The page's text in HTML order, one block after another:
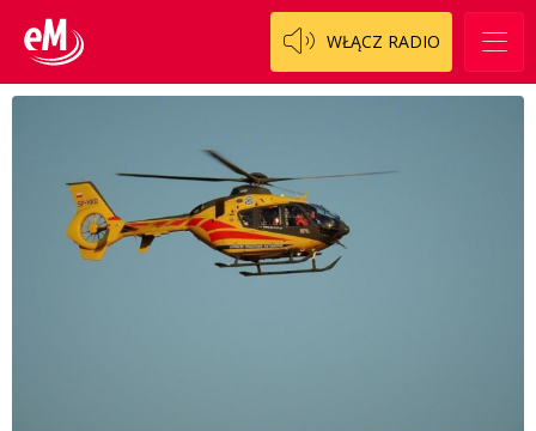
WŁĄCZ RADIO